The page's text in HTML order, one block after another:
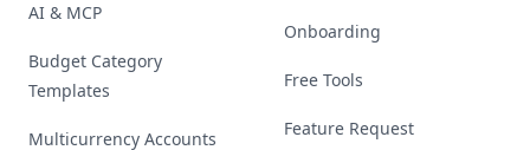
AI & MCP
Budget Category
Templates
Multicurrency Accounts
Onboarding
Free Tools
Feature Request